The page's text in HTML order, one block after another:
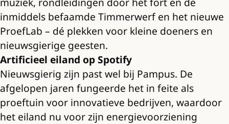
inmiddels befaamde Timmerwerf en het nieuwe
ProefLab – dé plekken voor kleine doeners en
nieuwsgierige geesten.
Artificieel eiland op Spotify
Nieuwsgierig zijn past wel bij Pampus. De
afgelopen jaren fungeerde het in feite als
proeftuin voor innovatieve bedrijven, waardoor
het eiland nu voor zijn energievoorziening